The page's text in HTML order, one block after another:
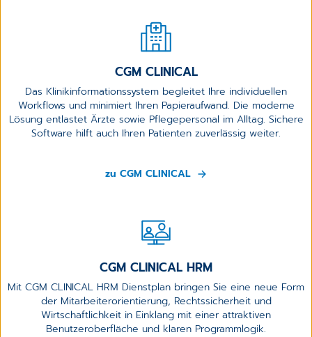
CGM CLINICAL
Das Klinikinformationssystem begleitet Ihre individuellen
Workflows und minimiert Ihren Papieraufwand. Die moderne
Lösung entlastet Ärzte sowie Pflegepersonal im Alltag. Sichere
Software hilft auch Ihren Patienten zuverlässig weiter.
zu CGM CLINICAL
CGM CLINICAL HRM
Mit CGM CLINICAL HRM Dienstplan bringen Sie eine neue Form
der Mitarbeiterorientierung, Rechtssicherheit und
Wirtschaftlichkeit in Einklang mit einer attraktiven
Benutzeroberfläche und klaren Programmlogik.